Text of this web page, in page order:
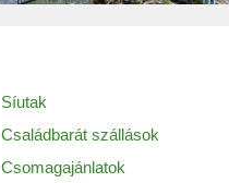
Síutak
Családbarát szállások
Csomagajánlatok